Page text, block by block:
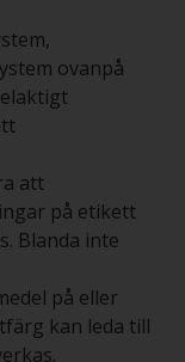
ovanpå
att
på etikett
Blanda inte
på eller
kan leda till